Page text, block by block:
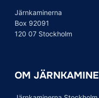
Järnkaminerna
Box 92091
120 07 Stockholm
OM